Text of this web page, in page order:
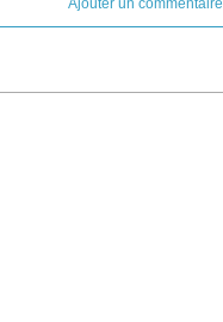
Ajouter un commentaire